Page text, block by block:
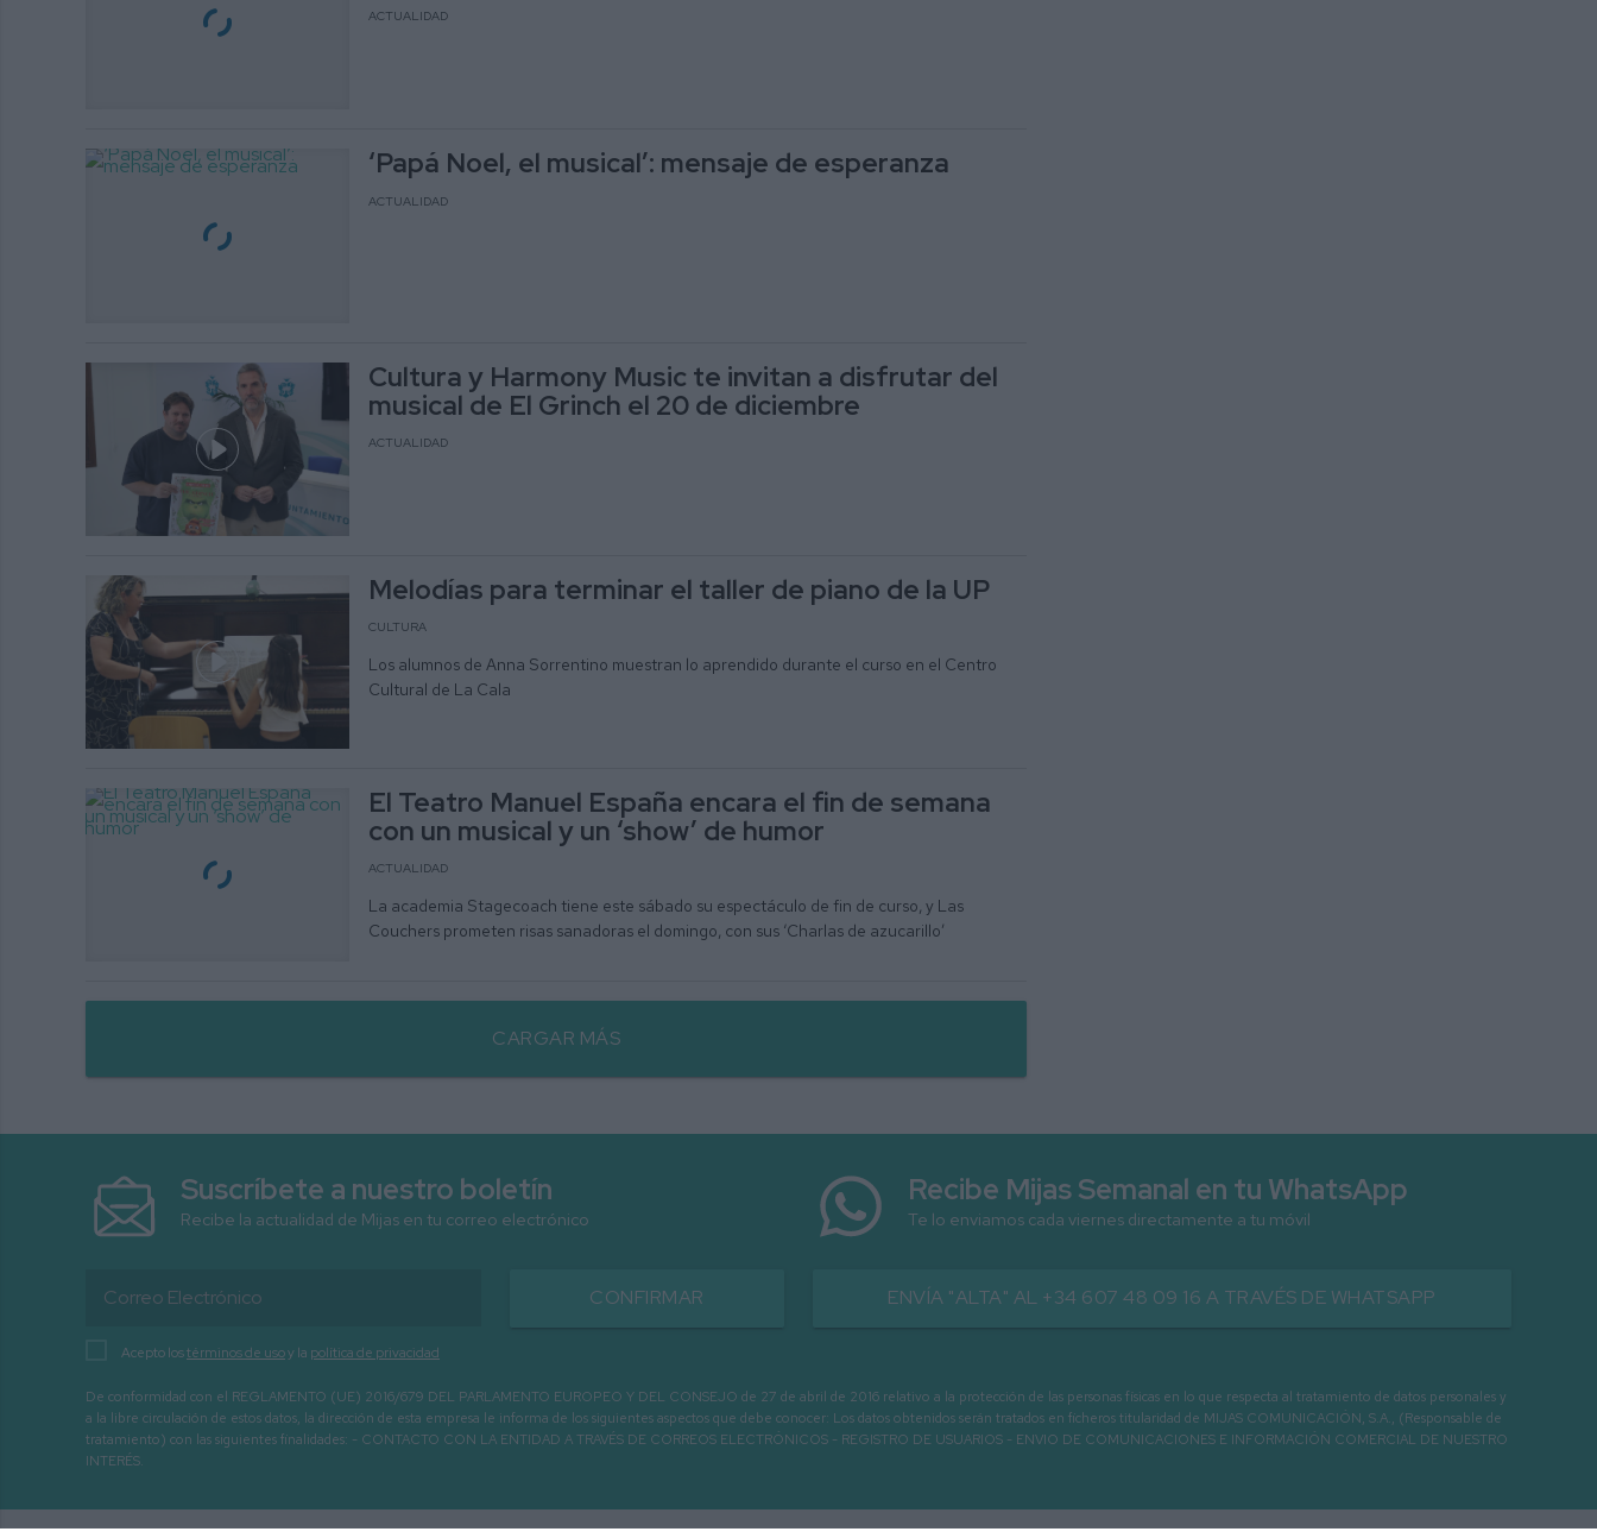
ACTUALIDAD
‘Papá Noel, el musical’: mensaje de esperanza
ACTUALIDAD
Cultura y Harmony Music te invitan a disfrutar del
musical de El Grinch el 20 de diciembre
ACTUALIDAD
Melodías para terminar el taller de piano de la UP
CULTURA
Los alumnos de Anna Sorrentino muestran lo aprendido durante el curso en el Centro
Cultural de La Cala
El Teatro Manuel España encara el fin de semana
con un musical y un ‘show’ de humor
ACTUALIDAD
La academia Stagecoach tiene este sábado su espectáculo de fin de curso, y Las
Couchers prometen risas sanadoras el domingo, con sus ‘Charlas de azucarillo’
CARGAR MÁS
Suscríbete a nuestro boletín
Recibe la actualidad de Mijas en tu correo electrónico
CONFIRMAR
Acepto lostérminos de usoy la política de privacidad
Recibe Mijas Semanal en tu WhatsApp
Te lo enviamos cada viernes directamente a tu móvil
ENVÍA "ALTA" AL +34 607 48 09 16 A TRAVÉS DE WHATSAPP
De conformidad con el REGLAMENTO (UE) 2016/679 DEL PARLAMENTO EUROPEO Y DEL CONSEJO de 27 de abril de 2016 relativo a la protección de las personas físicas en lo que respecta al tratamiento de datos personales y
a la libre circulación de estos datos, la dirección de esta empresa le informa de los siguientes aspectos que debe conocer: Los datos obtenidos serán tratados en ficheros titularidad de MIJAS COMUNICACIÓN, S.A., (Responsable de
tratamiento) con las siguientes finalidades: - CONTACTO CON LA ENTIDAD A TRAVÉS DE CORREOS ELECTRÓNICOS - REGISTRO DE USUARIOS - ENVIO DE COMUNICACIONES E INFORMACIÓN COMERCIAL DE NUESTRO
INTERÉS.